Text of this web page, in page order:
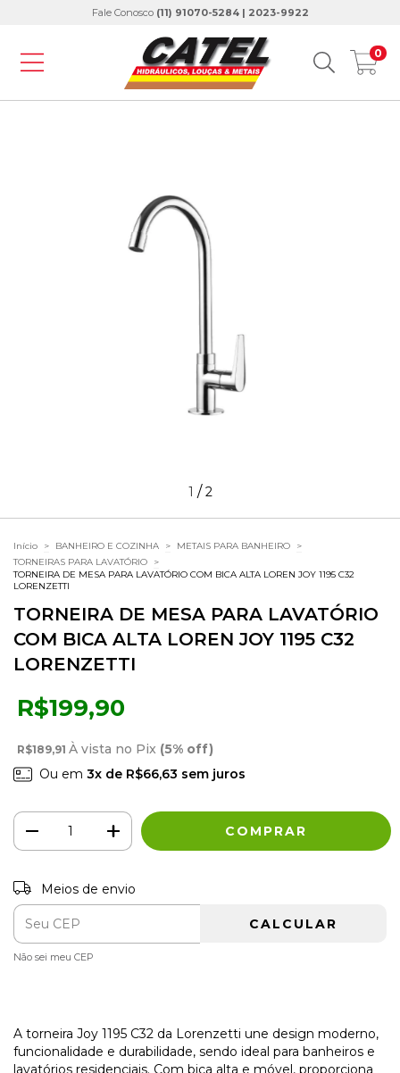
Fale Conosco (11) 91070-5284 | 2023-9922
0
1 /2
Início > BANHEIRO E COZINHA > METAIS PARA BANHEIRO
>
TORNEIRAS PARA LAVATÓRIO
>
TORNEIRA DE MESA PARA LAVATÓRIO COM BICA ALTA LOREN JOY 1195 C32
LORENZETTI
TORNEIRA DE MESA PARA LAVATÓRIO
COM BICA ALTA LOREN JOY 1195 C32
LORENZETTI
R$199,90
R$189,91 À vista no Pix (5% off)
Ou em 3x de R$66,63 sem juros
Entregas para o CEP:
Meios de envio
CALCULAR
Não sei meu CEP
A torneira Joy 1195 C32 da Lorenzetti une design moderno,
funcionalidade e durabilidade, sendo ideal para banheiros e
lavatórios residenciais. Com bica alta e móvel, proporciona